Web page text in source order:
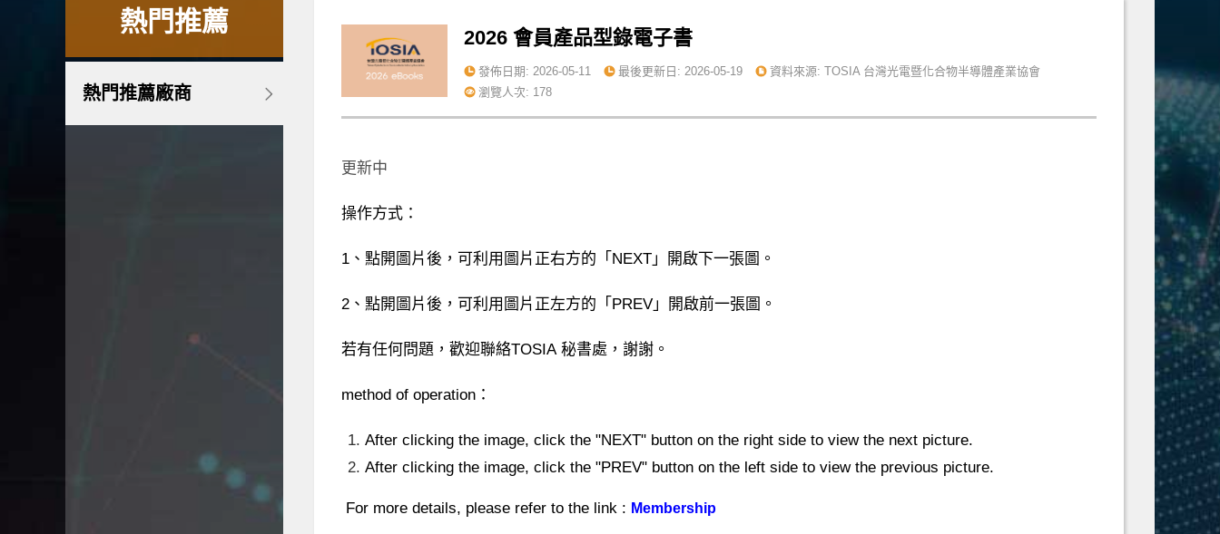
熱門推薦
熱門推薦廠商
2026 會員產品型錄電子書
發佈日期: 2026-05-11 最後更新日: 2026-05-19
資料來源: TOSIA 台灣光電暨化合物半導體產業協會
瀏覽人次: 178
更新中
操作方式：
1、點開圖片後，可利用圖片正右方的「NEXT」開啟下一張圖。
2、點開圖片後，可利用圖片正左方的「PREV」開啟前一張圖。
若有任何問題，歡迎聯絡TOSIA 秘書處，謝謝。
method of operation：
After clicking the image, click the "NEXT" button on the right side to view the next picture.
After clicking the image, click the "PREV" button on the left side to view the previous picture.
For more details, please refer to the link : Membership